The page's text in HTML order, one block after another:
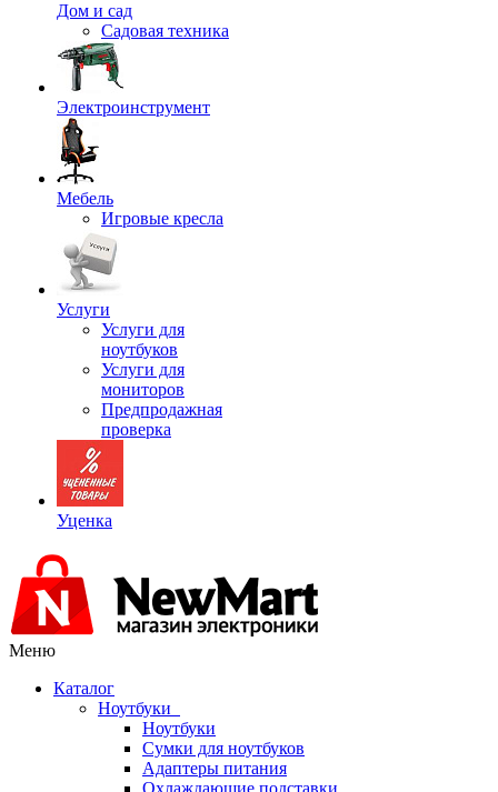
Дом и сад
Садовая техника
Электроинструмент
Мебель
Игровые кресла
Услуги
Услуги для
ноутбуков
Услуги для
мониторов
Предпродажная
проверка
Уценка
Меню
Каталог
Ноутбуки
Ноутбуки
Сумки для ноутбуков
Адаптеры питания
Охлаждающие подставки